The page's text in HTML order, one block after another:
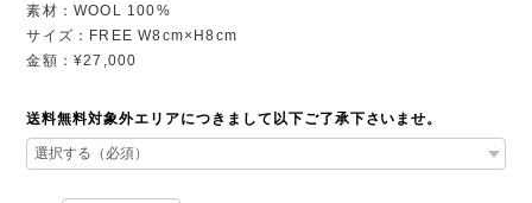
素材：WOOL 100%
サイズ：FREE W8cm×H8cm
金額：¥27,000
送料無料対象外エリアにつきまして以下ご了承下さいませ。